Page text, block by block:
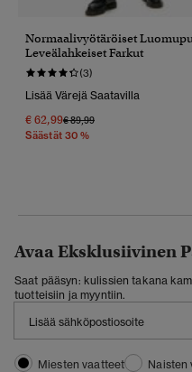
Normaalivyötäröiset
Leveälahkeiset Farkut
(3)
Lisää Värejä Saatavilla
€ 62,99Hinta Alennettu Hinnasta
€ 89,99Hintaan
Säästät 30 %
Avaa Eksklusiivinen
Saat pääsyn: kulissien takana
tuotteisiin ja myyntiin.
Miesten vaatteet
Naisten